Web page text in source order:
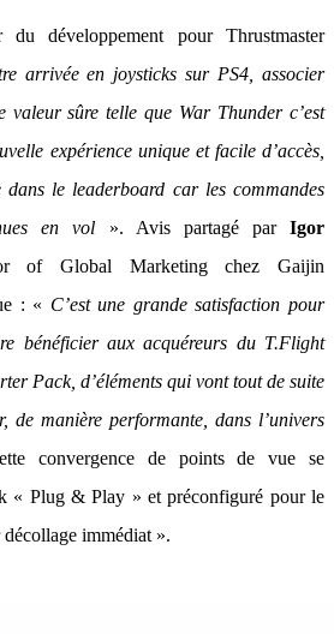
du développement pour Thrustmaster
arrivée en joysticks sur PS4, associer
valeur sûre telle que War Thunder ‎c’est
expérience unique et facile d’accès,
le leaderboard car les commandes
en vol ». Avis partagé parIgor
of Global Marketing chez Gaijin
: « C’est une grande satisfaction pour
bénéficier aux acquéreurs du T.Flight
Pack, d’éléments qui vont tout de suite
de manière performante, dans l’univers
convergence de points de vue se
« Plug & Play » et préconfiguré pour le
immédiat ».